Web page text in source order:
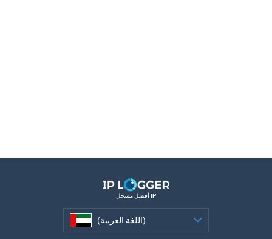
أفضل مسجل IP
(اللغة العربية)